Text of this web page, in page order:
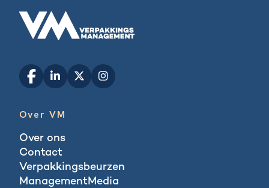
Over VM
Over ons
Contact
Verpakkingsbeurzen
ManagementMedia